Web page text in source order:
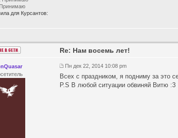
Принимаю
для Курсантов:
Re: Нам восемь лет!
Пн дек 22, 2014 10:08 pm
Всех с праздником, я подниму за это
P.S В любой ситуации обвиняй Витю :3